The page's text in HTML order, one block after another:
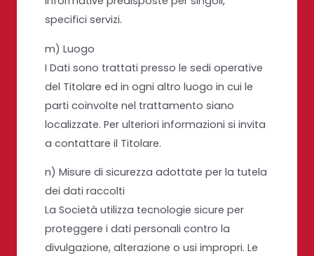
specifici servizi.
m) Luogo
I Dati sono trattati presso le sedi operative
del Titolare ed in ogni altro luogo in cui le
parti coinvolte nel trattamento siano
localizzate. Per ulteriori informazioni si invita
a contattare il Titolare.
n) Misure di sicurezza adottate per la tutela
dei dati raccolti
La Società utilizza tecnologie sicure per
proteggere i dati personali contro la
divulgazione, alterazione o usi impropri. Le